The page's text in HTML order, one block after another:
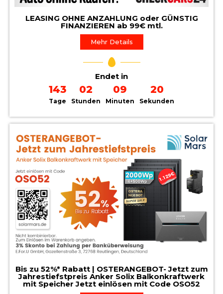
LEASING OHNE ANZAHLUNG oder GÜNSTIG
FINANZIEREN ab 99€ mtl.
Mehr Details
Endet in
143
Tage
02
Stunden
09
Minuten
19
Sekunden
Bis zu 52%* Rabatt | OSTERANGEBOT- Jetzt zum
Jahrestiefstpreis Anker Solix Balkonkraftwerk
mit Speicher Jetzt einlösen mit Code OSO52